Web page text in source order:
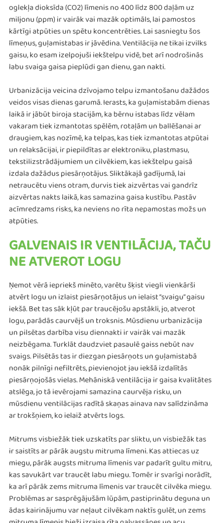
oglekļa dioksīda (CO2) līmenis no 400 līdz 800 daļām uz
miljonu (ppm) ir vairāk vai mazāk optimāls, lai pamostos
kārtīgi atpūties un spētu koncentrēties. Lai sasniegtu šos
līmeņus, guļamistabas ir jāvēdina. Ventilācija ne tikai izvilks
gaisu, ko esam izelpojuši iekštelpu vidē, bet arī nodrošinās
labu svaiga gaisa pieplūdi gan dienu, gan nakti.
Urbanizācija veicina dzīvojamo telpu izmantošanu dažādos
veidos visas dienas garumā. Ierasts, ka guļamistabām dienas
laikā ir jābūt biroja stacijām, ka bērnu istabas līdz vēlam
vakaram tiek izmantotas spēlēm, rotaļām un ballēšanai ar
draugiem, kas nozīmē, ka telpas, kas tiek izmantotas atpūtai
un relaksācijai, ir piepildītas ar elektroniku, plastmasu,
tekstilizstrādājumiem un cilvēkiem, kas iekštelpu gaisā
izdala dažādus piesārņotājus. Sliktākajā gadījumā, lai
netraucētu viens otram, durvis tiek aizvērtas vai gandrīz
aizvērtas nakts laikā, kas samazina gaisa kustību. Pastāv
acīmredzams risks, ka neviens no rīta nepamostas možs un
atpūties.
GALVENAIS IR VENTILĀCIJA, TAČU
NE ATVEROT LOGU
Ņemot vērā iepriekš minēto, varētu šķist viegli vienkārši
atvērt logu un izlaist piesārņotājus un ielaist “svaigu” gaisu
iekšā. Bet tas sāk kļūt par traucējošu apstākli, jo, atverot
logu, parādās caurvējš un troksnis. Mūsdienu urbanizācija
un pilsētas darbība visu diennakti ir vairāk vai mazāk
neizbēgama. Turklāt daudzviet pasaulē gaiss nebūt nav
svaigs. Pilsētās tas ir diezgan piesārņots un guļamistabā
nonāk pilnīgi nefiltrēts, pievienojot jau iekšā izdalītās
piesārņojošās vielas. Mehāniskā ventilācija ir gaisa kvalitātes
atslēga, jo tā ievērojami samazina caurvēja risku, un
mūsdienu ventilācijas radītā skaņas ainava nav salīdzināma
ar trokšņiem, ko ielaiž atvērts logs.
Mitrums visbiežāk tiek uzskatīts par sliktu, un visbiežāk tas
ir saistīts ar pārāk augstu mitruma līmeni. Kas attiecas uz
miegu, pārāk augsts mitruma līmenis var padarīt gultu mitru,
kas savukārt var traucēt labu miegu. Tomēr ir svarīgi norādīt,
ka arī pārāk zems mitruma līmenis var traucēt cilvēka miegu.
Problēmas ar sasprēgājušām lūpām, pastiprinātu deguna un
ādas kairinājumu var neļaut cilvēkam naktīs gulēt, un zems